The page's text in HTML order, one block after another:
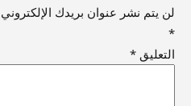
لن يتم نشر عنوان بريدك
*
التعليق *